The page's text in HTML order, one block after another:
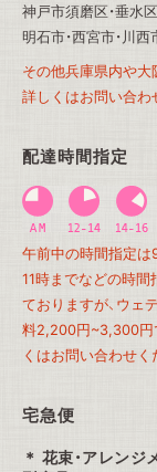
神戸市須磨区・垂水区
明石市・西宮市・川西
その他兵庫県内や大
詳しくはお問い合わ
配達時間指定
午前中の時間指定
11時までなどの時間
ておりますが、ウェ
料2,200円~3,300円
くはお問い合わせく
宅急便
花束・アレンジ